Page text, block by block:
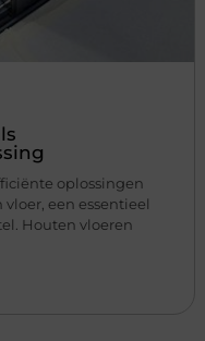
oplossingen
een essentieel
Houten vloeren